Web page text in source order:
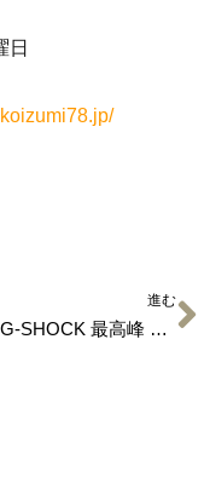
進む
カシオ G-SHOCK 最高峰 MR-G 【時計の買取】